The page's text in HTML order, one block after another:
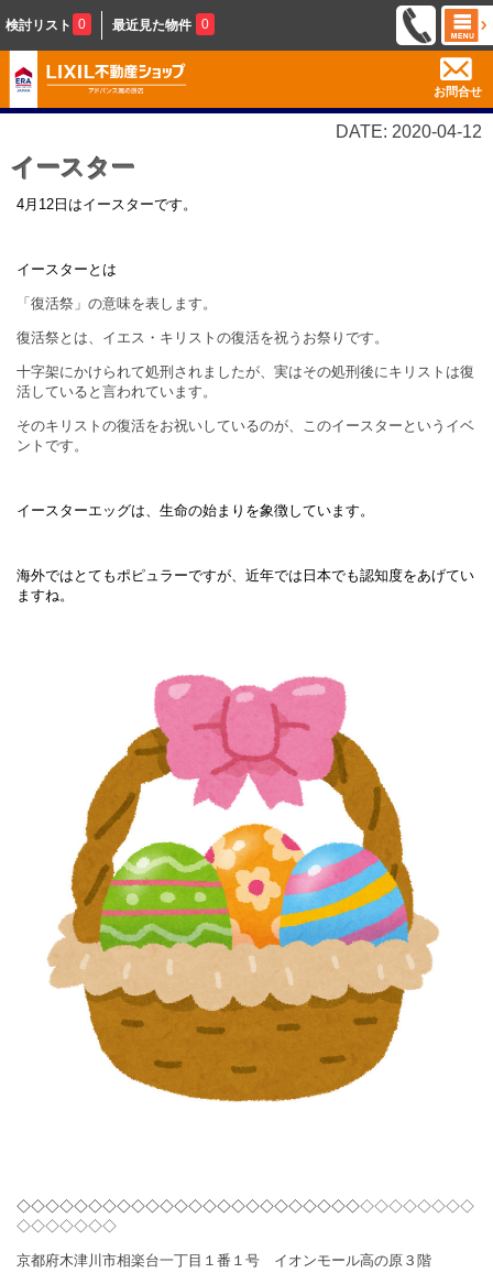
検討リスト 0 最近見た物件 0
お問合せ
DATE: 2020-04-12
イースター
4月12日はイースターです。
イースターとは
「復活祭」の意味を表します。
復活祭とは、イエス・キリストの復活を祝うお祭りです。
十字架にかけられて処刑されましたが、実はその処刑後にキリストは復
活していると言われています。
そのキリストの復活をお祝いしているのが、このイースターというイベ
ントです。
イースターエッグは、 生命の始まりを象徴しています。
海外ではとてもポピュラーですが、近年では日本でも認知度をあげてい
ますね。
◇◇◇◇◇◇◇◇◇◇◇◇◇◇◇◇◇◇◇◇◇◇◇◇◇◇◇◇◇◇◇◇
◇◇◇◇◇◇◇
京都府木津川市相楽台一丁目１番１号 イオンモール高の原３階